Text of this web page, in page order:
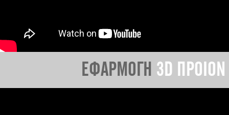
ΕΦΑΡΜΟΓΗ 3D ΠΡΟΙΟΝ